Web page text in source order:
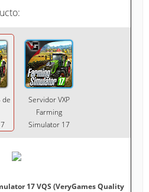
de
Servidor VXP
Farming
Simulator 17
17 VQS (VeryGames Quality